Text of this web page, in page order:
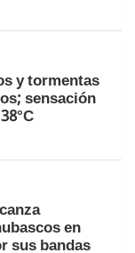
y tormentas
sensación
en
sus bandas